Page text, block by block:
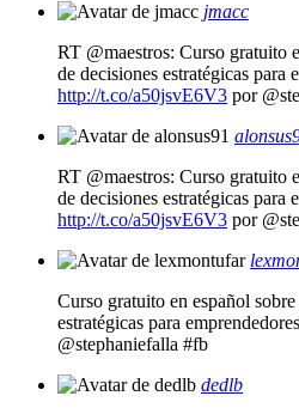
jmacc
RT @maestros: Curso gratuito
de decisiones estratégicas para
http://t.co/a50jsvE6V3 por
RT @maestros: Curso gratuito
de decisiones estratégicas para
http://t.co/a50jsvE6V3 por
Curso gratuito en español
estratégicas para
@stephaniefalla #fb
dedlb